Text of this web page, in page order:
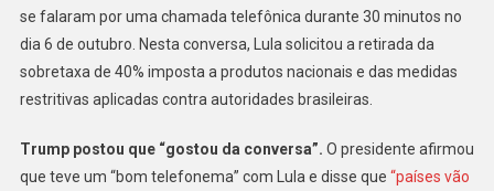
se falaram por uma chamada telefônica durante 30 minutos no
dia 6 de outubro. Nesta conversa, Lula solicitou a retirada da
sobretaxa de 40% imposta a produtos nacionais e das medidas
restritivas aplicadas contra autoridades brasileiras.
Trump postou que “gostou da conversa”. O presidente afirmou
que teve um “bom telefonema” com Lula e disse que “países vão